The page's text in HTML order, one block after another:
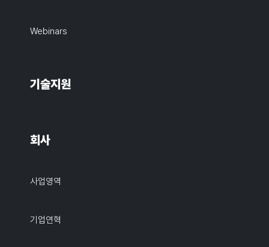
Webinars
기술지원
회사
사업영역
기업연혁